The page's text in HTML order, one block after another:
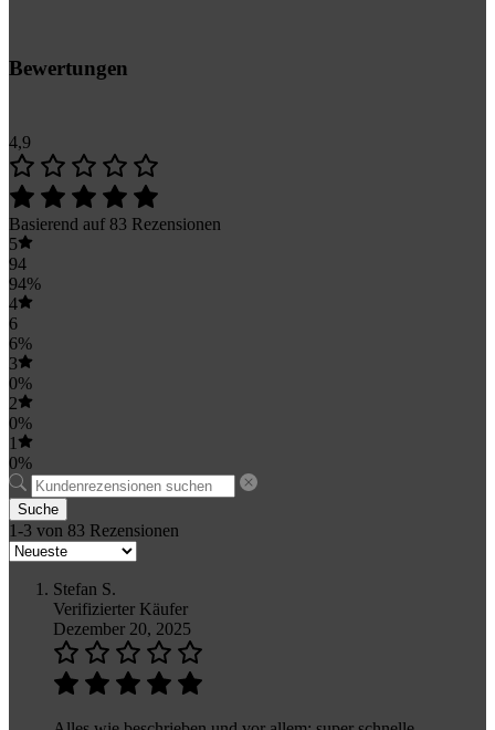
Bewertungen
4,9
Basierend auf 83 Rezensionen
5
94
94%
4
6
6%
3
0%
2
0%
1
0%
Suche
1-3 von 83 Rezensionen
Stefan S.
Verifizierter Käufer
Dezember 20, 2025